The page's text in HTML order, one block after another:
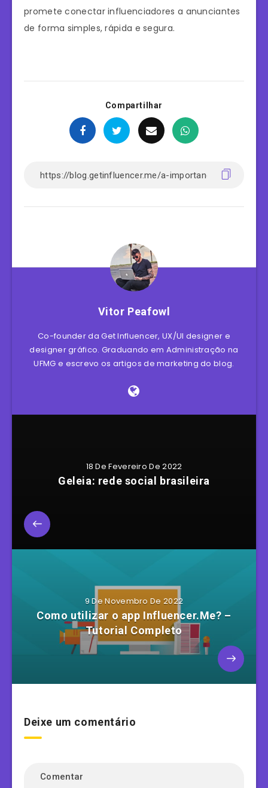
promete conectar influenciadores a anunciantes
de forma simples, rápida e segura.
Compartilhar
Vitor Peafowl
Co-founder da Get Influencer, UX/UI designer e
designer gráfico. Graduando em Administração na
UFMG e escrevo os artigos de marketing do blog.
18 De Fevereiro De 2022
Geleia: rede social brasileira
9 De Novembro De 2022
Como utilizar o app Influencer.Me? –
Tutorial Completo
Deixe um comentário